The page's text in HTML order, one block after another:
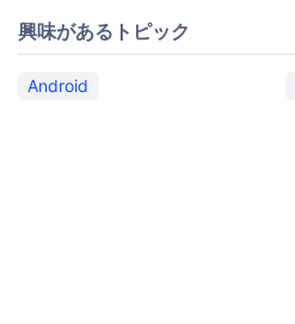
興味があるトピック
Android